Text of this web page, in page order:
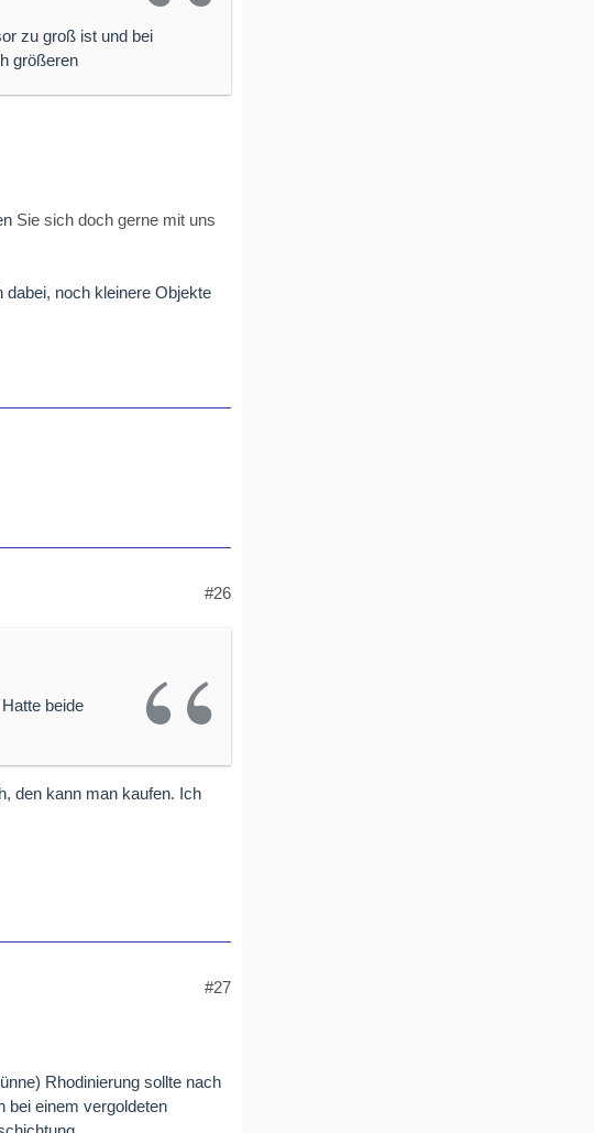
zu groß ist und bei
größeren
Sie sich doch gerne mit uns
noch kleinere Objekte
#26
Hatte beide
den kann man kaufen. Ich
#27
Rhodinierung sollte nach
bei einem vergoldeten